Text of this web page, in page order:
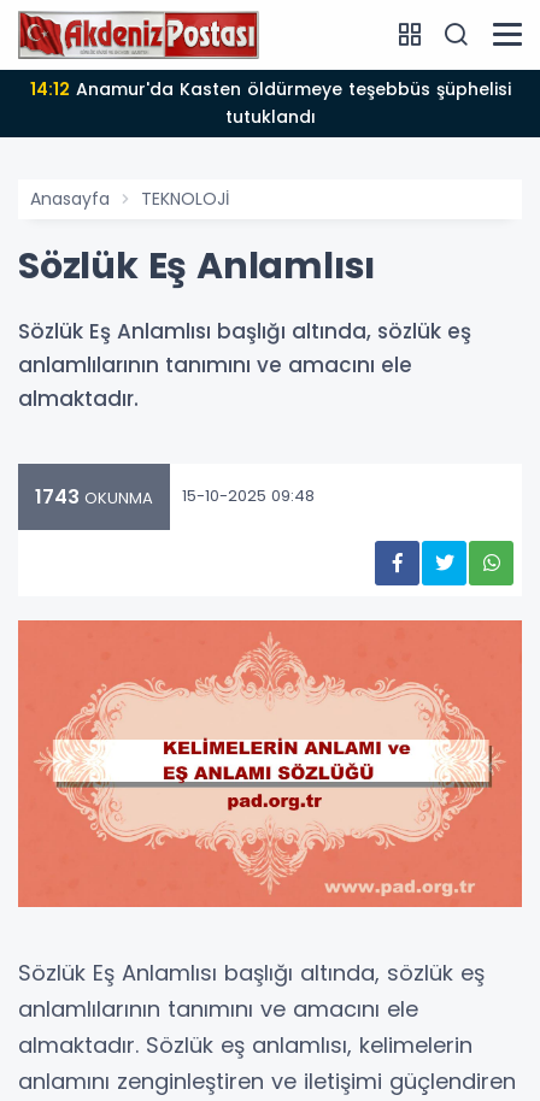
14:12
tutuklandı
Anasayfa TEKNOLOJİ
Sözlük Eş Anlamlısı
Sözlük Eş Anlamlısı başlığı altında, sözlük eş
anlamlılarının tanımını ve amacını ele
almaktadır.
1743 OKUNMA 15-10-2025 09:48
Sözlük Eş Anlamlısı başlığı altında, sözlük eş
anlamlılarının tanımını ve amacını ele
almaktadır. Sözlük eş anlamlısı, kelimelerin
anlamını zenginleştiren ve iletişimi güçlendiren